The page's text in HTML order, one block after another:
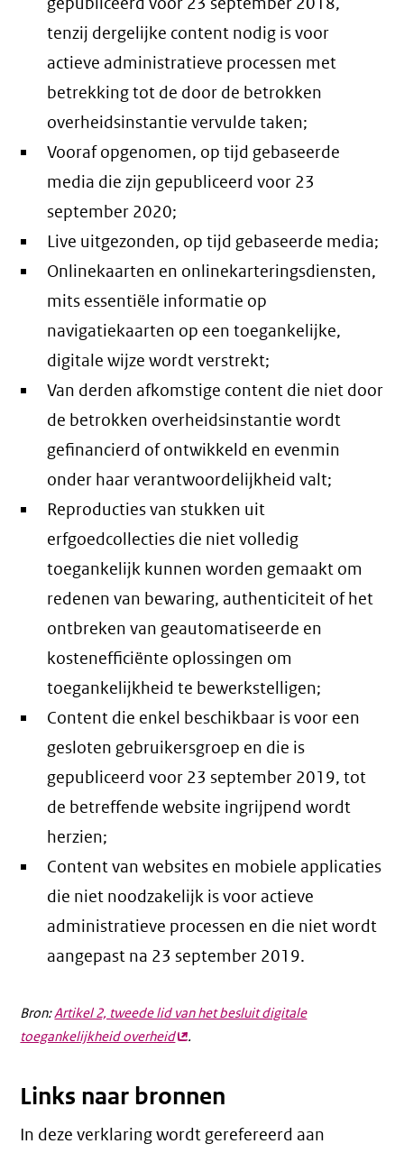
tenzij dergelijke content nodig is voor
actieve administratieve processen met
betrekking tot de door de betrokken
overheidsinstantie vervulde taken;
Vooraf opgenomen, op tijd gebaseerde
media die zijn gepubliceerd voor 23
september 2020;
Live uitgezonden, op tijd gebaseerde media;
Onlinekaarten en onlinekarteringsdiensten,
mits essentiële informatie op
navigatiekaarten op een toegankelijke,
digitale wijze wordt verstrekt;
Van derden afkomstige content die niet door
de betrokken overheidsinstantie wordt
gefinancierd of ontwikkeld en evenmin
onder haar verantwoordelijkheid valt;
Reproducties van stukken uit
erfgoedcollecties die niet volledig
toegankelijk kunnen worden gemaakt om
redenen van bewaring, authenticiteit of het
ontbreken van geautomatiseerde en
kostenefficiënte oplossingen om
toegankelijkheid te bewerkstelligen;
Content die enkel beschikbaar is voor een
gesloten gebruikersgroep en die is
gepubliceerd voor 23 september 2019, tot
de betreffende website ingrijpend wordt
herzien;
Content van websites en mobiele applicaties
die niet noodzakelijk is voor actieve
administratieve processen en die niet wordt
aangepast na 23 september 2019.
Bron:Artikel 2, tweede lid van het besluit digitale
toegankelijkheid overheid(externe
.
Links naar bronnen
In deze verklaring wordt gerefereerd aan